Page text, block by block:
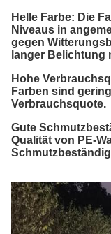
Helle Farbe: Die
Niveaus in
gegen
langer Belichtung
Hohe
Farben sind
Verbrauchsquote.
Gute
Qualität von PE-